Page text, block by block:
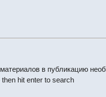
в публикацию
then hit enter to search